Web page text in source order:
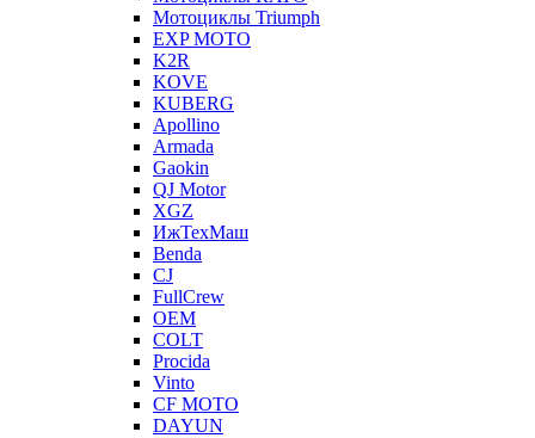
Мотоциклы Triumph
EXP MOTO
K2R
KOVE
KUBERG
Apollino
Armada
Gaokin
QJ Motor
XGZ
ИжТехМаш
Benda
CJ
FullCrew
OEM
COLT
Procida
Vinto
CF MOTO
DAYUN